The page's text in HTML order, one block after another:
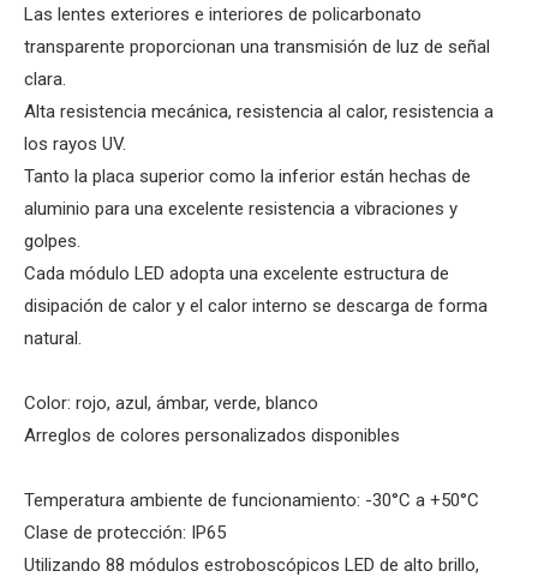
Las lentes exteriores e interiores de policarbonato
transparente proporcionan una transmisión de luz de señal
clara.
Alta resistencia mecánica, resistencia al calor, resistencia a
los rayos UV.
Tanto la placa superior como la inferior están hechas de
aluminio para una excelente resistencia a vibraciones y
golpes.
Cada módulo LED adopta una excelente estructura de
disipación de calor y el calor interno se descarga de forma
natural.
Color: rojo, azul, ámbar, verde, blanco
Arreglos de colores personalizados disponibles
Temperatura ambiente de funcionamiento: -30°C a +50°C
Clase de protección: IP65
Utilizando 88 módulos estroboscópicos LED de alto brillo,